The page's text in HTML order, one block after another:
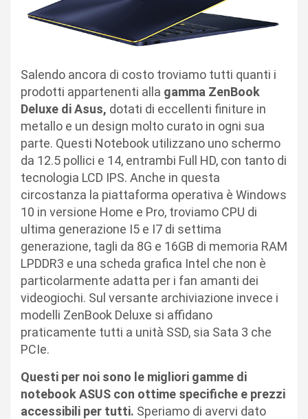
Salendo ancora di costo troviamo tutti quanti i
prodotti appartenenti alla gamma ZenBook
Deluxe di Asus, dotati di eccellenti finiture in
metallo e un design molto curato in ogni sua
parte. Questi Notebook utilizzano uno schermo
da 12.5 pollici e 14, entrambi Full HD, con tanto di
tecnologia LCD IPS. Anche in questa
circostanza la piattaforma operativa è Windows
10 in versione Home e Pro, troviamo CPU di
ultima generazione I5 e I7 di settima
generazione, tagli da 8G e 16GB di memoria RAM
LPDDR3 e una scheda grafica Intel che non è
particolarmente adatta per i fan amanti dei
videogiochi. Sul versante archiviazione invece i
modelli ZenBook Deluxe si affidano
praticamente tutti a unità SSD, sia Sata 3 che
PCIe.
Questi per noi sono le migliori gamme di
notebook ASUS con ottime specifiche e prezzi
accessibili per tutti. Speriamo di avervi dato